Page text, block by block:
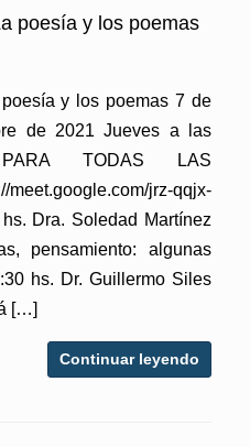
poesía y los poemas
y los poemas 7 de
de 2021 Jueves a las
TODAS LAS
jrz-qqjx-
Dra. Soledad Martínez
pensamiento: algunas
hs. Dr. Guillermo Siles
[…]
Continuar leyendo